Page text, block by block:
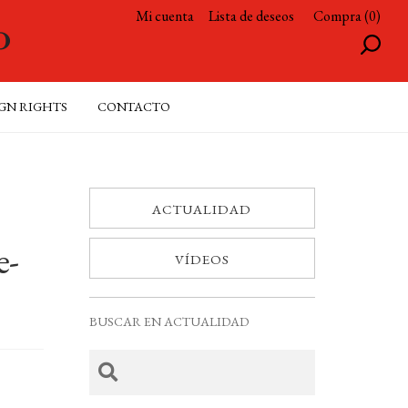
Mi cuenta Lista de deseos Compra (0)
RIGHTS CONTACTO
ACTUALIDAD
VÍDEOS
BUSCAR EN ACTUALIDAD